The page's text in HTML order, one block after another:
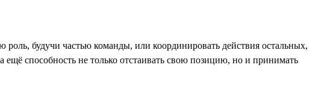
будучи частью команды, или координировать действия остальных,
ещё способность не только отстаивать свою позицию, но и принимать